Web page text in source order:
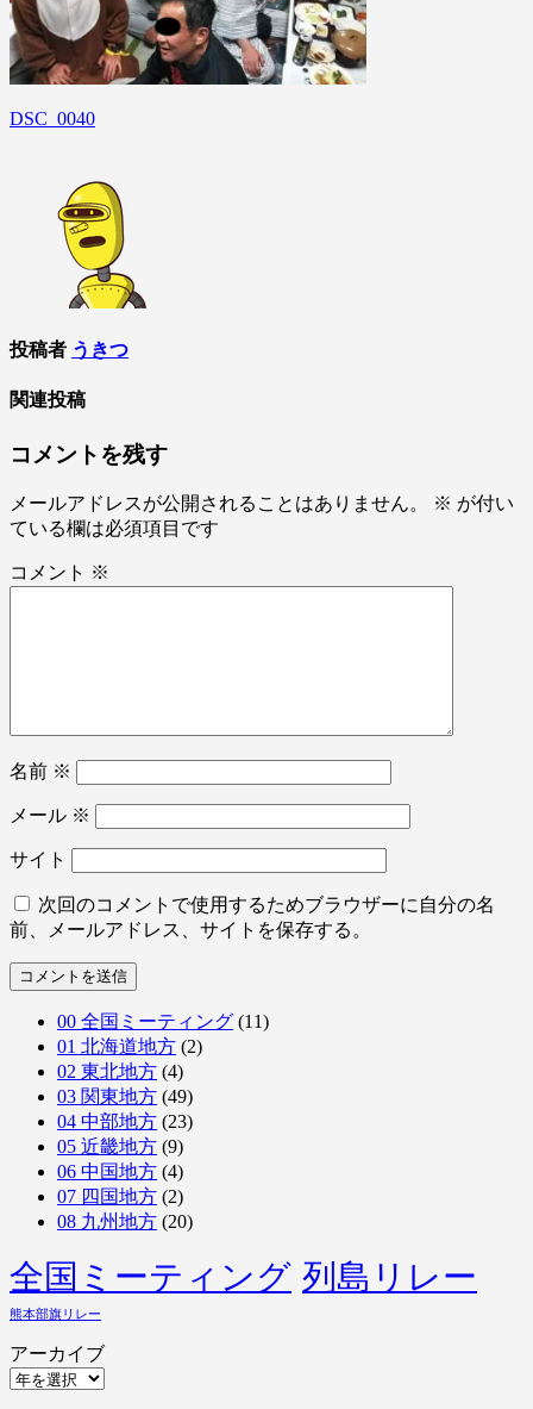
投
シ
ョ
DSC_0040
投稿者 うきつ
関連投稿
コメントを残す
メールアドレスが公開されることはありません。 ※ が付い
ている欄は必須項目です
コメント ※
名前 ※
メール ※
サイト
次回のコメントで使用するためブラウザーに自分の名
前、メールアドレス、サイトを保存する。
00 全国ミーティング (11)
01 北海道地方 (2)
02 東北地方 (4)
03 関東地方 (49)
04 中部地方 (23)
05 近畿地方 (9)
06 中国地方 (4)
07 四国地方 (2)
08 九州地方 (20)
全国ミーティング 列島リレー
熊本部旗リレー
アーカイブ